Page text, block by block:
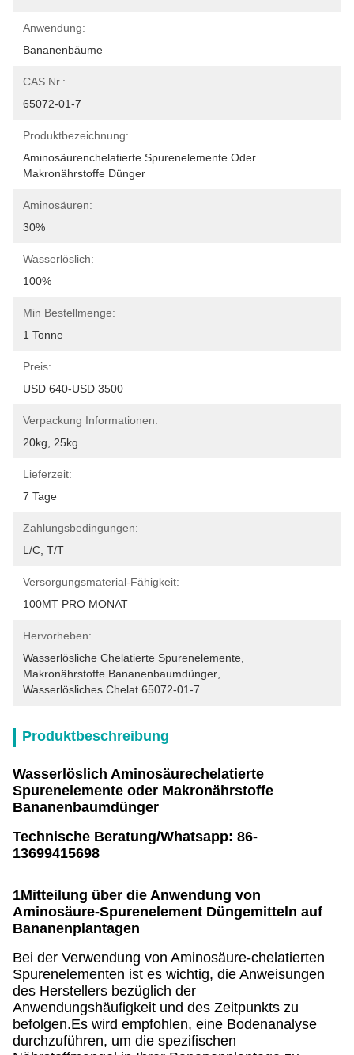
Anwendung:
Bananenbäume
CAS Nr.:
65072-01-7
Produktbezeichnung:
Aminosäurenchelatierte Spurenelemente Oder
Makronährstoffe Dünger
Aminosäuren:
30%
Wasserlöslich:
100%
Min Bestellmenge:
1 Tonne
Preis:
USD 640-USD 3500
Verpackung Informationen:
20kg, 25kg
Lieferzeit:
7 Tage
Zahlungsbedingungen:
L/C, T/T
Versorgungsmaterial-Fähigkeit:
100MT PRO MONAT
Hervorheben:
Wasserlösliche Chelatierte Spurenelemente
Makronährstoffe Bananenbaumdünger
Wasserlösliches Chelat 65072-01-7
Produktbeschreibung
Wasserlöslich Aminosäurechelatierte
Spurenelemente oder Makronährstoffe
Bananenbaumdünger
Technische Beratung/Whatsapp: 86-
13699415698
1Mitteilung über die Anwendung von
Aminosäure-Spurenelement Düngemitteln auf
Bananenplantagen
Bei der Verwendung von Aminosäure-chelatierten
Spurenelementen ist es wichtig, die Anweisungen
des Herstellers bezüglich der
Anwendungshäufigkeit und des Zeitpunkts zu
befolgen.Es wird empfohlen, eine Bodenanalyse
durchzuführen, um die spezifischen